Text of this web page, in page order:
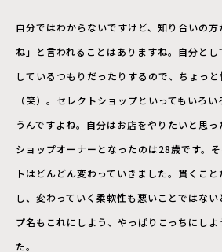
自分ではわからないですけど、知り合いの
ね」と言われることはありますね。自分と
しているつもりだったりするので、ちょっ
（笑）。セレクトショップといってもいろ
うんですよね。自分はお店をやりたいと思
ショップオーナーとなったのは28歳です。
トはどんどん変わっていきました。貫くこ
し、変わっていく柔軟性も悪いことではない
プ名もこれにしよう、やっぱりこっちにし
た。